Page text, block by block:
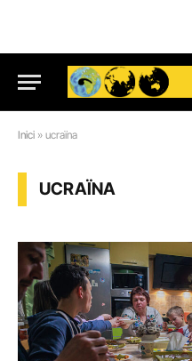
Inici » ucraïna
UCRAÏNA